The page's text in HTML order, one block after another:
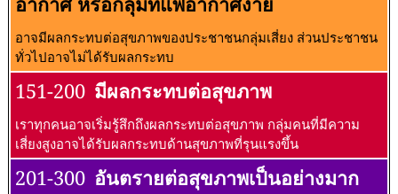
อาจมีผลกระทบต่อสุขภาพของประชาชนกลุ่มเสี่ยง ส่วนประชาชน
ทั่วไปอาจไม่ได้รับผลกระทบ
151-200 มีผลกระทบต่อสุขภาพ
เราทุกคนอาจเริ่มรู้สึกถึงผลกระทบต่อสุขภาพ กลุ่มคนที่มีความ
เสี่ยงสูงอาจได้รับผลกระทบด้านสุขภาพที่รุนแรงขึ้น
201-300 อันตรายต่อสุขภาพเป็นอย่างมาก